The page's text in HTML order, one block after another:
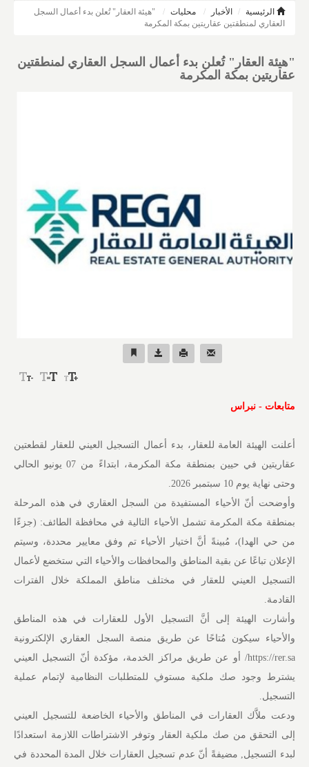
الرئيسية الأخبار محليات
"هيئة العقار" تُعلن بدء أعمال السجل
العقاري لمنطقتين عقاريتين بمكة المكرمة
"هيئة العقار" تُعلن بدء أعمال السجل العقاري لمنطقتين
عقاريتين بمكة المكرمة
متابعات - نبراس
أعلنت الهيئة العامة للعقار، بدء أعمال التسجيل العيني للعقار لقطعتين
عقاريتين في حيين بمنطقة مكة المكرمة، ابتداءً من 07 يونيو الحالي
وحتى نهاية يوم 10 سبتمبر 2026.
وأوضحت أنّ الأحياء المستفيدة من السجل العقاري في هذه المرحلة
بمنطقة مكة المكرمة تشمل الأحياء التالية في محافظة الطائف: (جزءًا
من حي الهدا)، مُبينةً أنَّ اختيار الأحياء تم وفق معايير محددة، وسيتم
الإعلان تباعًا عن بقية المناطق والمحافظات والأحياء التي ستخضع لأعمال
التسجيل العيني للعقار في مختلف مناطق المملكة خلال الفترات
القادمة.
وأشارت الهيئة إلى أنَّ التسجيل الأول للعقارات في هذه المناطق
والأحياء سيكون مُتاحًا عن طريق منصة السجل العقاري الإلكترونية
https://rer.sa/ أو عن طريق مراكز الخدمة، مؤكدة أنّ التسجيل العيني
يشترط وجود صك ملكية مستوفِ للمتطلبات النظامية لإتمام عملية
التسجيل.
ودعت ملاَّك العقارات في المناطق والأحياء الخاضعة للتسجيل العيني
إلى التحقق من صك ملكية العقار وتوفر الاشتراطات اللازمة استعدادًا
لبدء التسجيل, مضيفةً أنّ عدم تسجيل العقارات خلال المدة المحددة في